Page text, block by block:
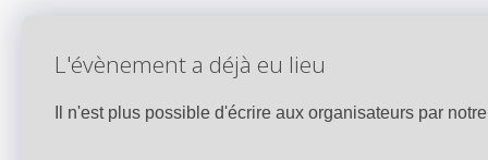
L'évènement a déjà eu lieu
Il n'est plus possible d'écrire aux organisateurs par